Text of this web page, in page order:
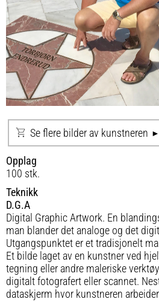
Se flere bilder av kunstneren
Opplag
100 stk.
Teknikk
D.G.A
Digital Graphic Artwork. En
man blander det analoge og det
Utgangspunktet er et tradisjonelt
Et bilde laget av en kunstner ved
tegning eller andre maleriske
digitalt fotografert eller scannet.
dataskjerm hvor kunstneren